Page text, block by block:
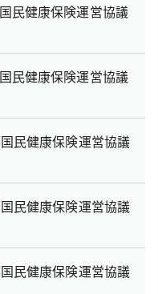
民健康保険運営協議
民健康保険運営協議
民健康保険運営協議
民健康保険運営協議
民健康保険運営協議